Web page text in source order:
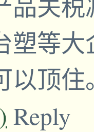
塑等
以顶
Reply